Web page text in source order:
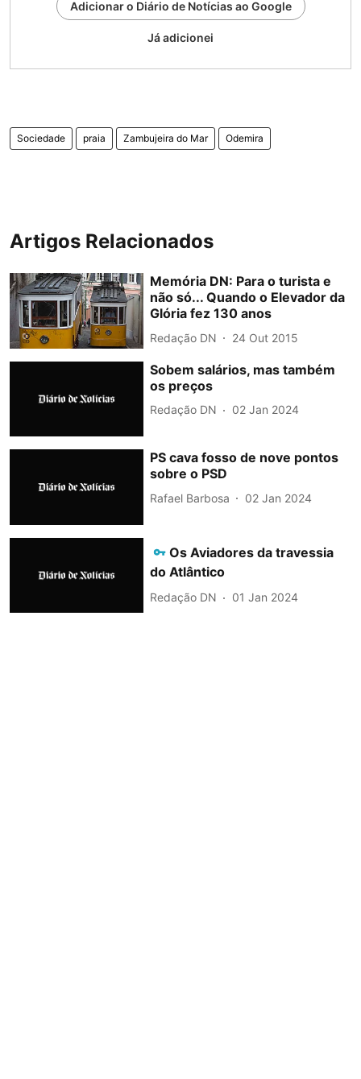
Adicionar o Diário de Notícias ao Google
Já adicionei
Sociedade praia Zambujeira do Mar Odemira
Artigos Relacionados
Memória DN: Para o turista e
não só... Quando o Elevador da
Glória fez 130 anos
Redação DN 24 Out 2015
Sobem salários, mas também
os preços
Redação DN 02 Jan 2024
PS cava fosso de nove pontos
sobre o PSD
Rafael Barbosa 02 Jan 2024
Os Aviadores da travessia
do Atlântico
Redação DN 01 Jan 2024